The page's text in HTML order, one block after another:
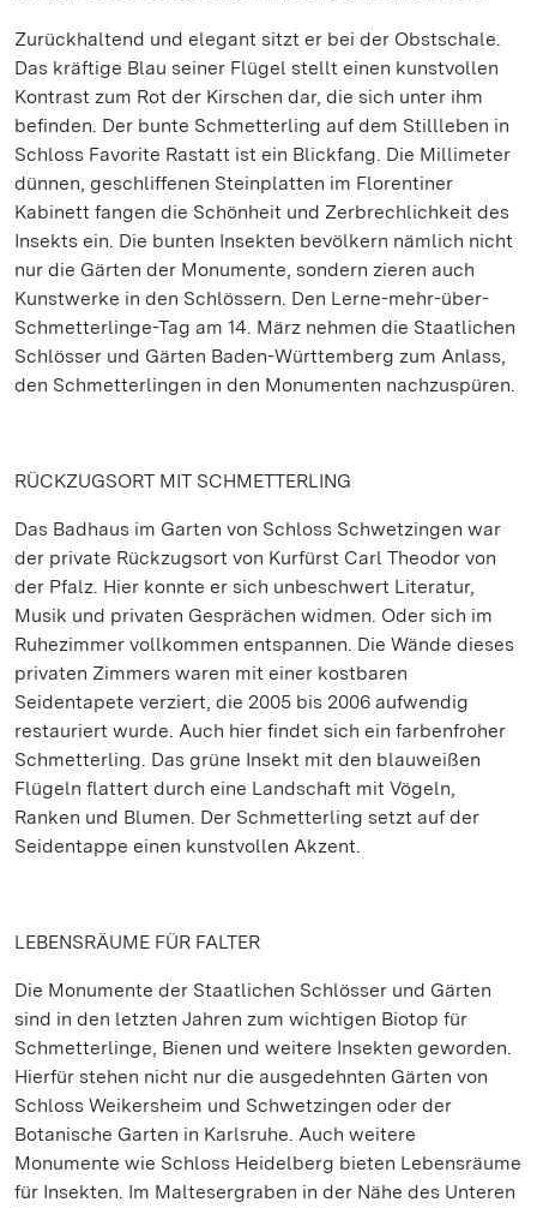
Zurückhaltend und elegant sitzt er bei der Obstschale.
Das kräftige Blau seiner Flügel stellt einen kunstvollen
Kontrast zum Rot der Kirschen dar, die sich unter ihm
befinden. Der bunte Schmetterling auf dem Stillleben in
Schloss Favorite Rastatt ist ein Blickfang. Die Millimeter
dünnen, geschliffenen Steinplatten im Florentiner
Kabinett fangen die Schönheit und Zerbrechlichkeit des
Insekts ein. Die bunten Insekten bevölkern nämlich nicht
nur die Gärten der Monumente, sondern zieren auch
Kunstwerke in den Schlössern. Den Lerne-mehr-über-
Schmetterlinge-Tag am 14. März nehmen die Staatlichen
Schlösser und Gärten Baden-Württemberg zum Anlass,
den Schmetterlingen in den Monumenten nachzuspüren.
RÜCKZUGSORT MIT SCHMETTERLING
Das Badhaus im Garten von Schloss Schwetzingen war
der private Rückzugsort von Kurfürst Carl Theodor von
der Pfalz. Hier konnte er sich unbeschwert Literatur,
Musik und privaten Gesprächen widmen. Oder sich im
Ruhezimmer vollkommen entspannen. Die Wände dieses
privaten Zimmers waren mit einer kostbaren
Seidentapete verziert, die 2005 bis 2006 aufwendig
restauriert wurde. Auch hier findet sich ein farbenfroher
Schmetterling. Das grüne Insekt mit den blauweißen
Flügeln flattert durch eine Landschaft mit Vögeln,
Ranken und Blumen. Der Schmetterling setzt auf der
Seidentappe einen kunstvollen Akzent.
LEBENSRÄUME FÜR FALTER
Die Monumente der Staatlichen Schlösser und Gärten
sind in den letzten Jahren zum wichtigen Biotop für
Schmetterlinge, Bienen und weitere Insekten geworden.
Hierfür stehen nicht nur die ausgedehnten Gärten von
Schloss Weikersheim und Schwetzingen oder der
Botanische Garten in Karlsruhe. Auch weitere
Monumente wie Schloss Heidelberg bieten Lebensräume
für Insekten. Im Maltesergraben in der Nähe des Unteren